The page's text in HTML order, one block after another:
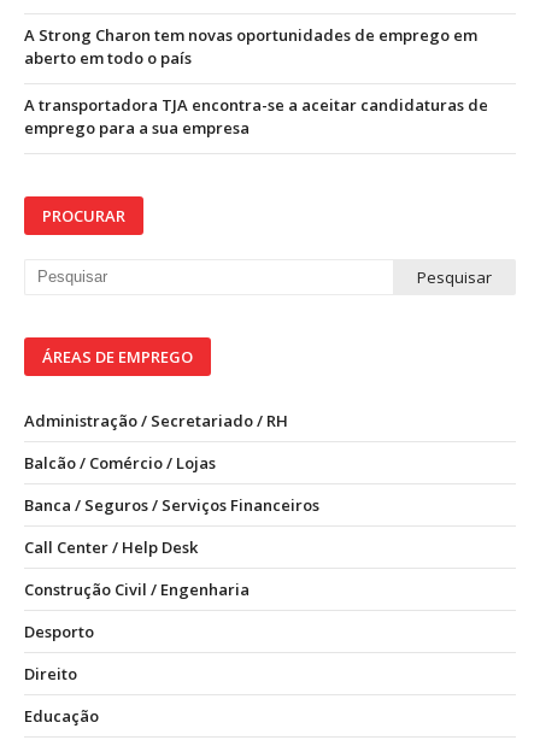
A Strong Charon tem novas oportunidades de emprego em
aberto em todo o país
A transportadora TJA encontra-se a aceitar candidaturas de
emprego para a sua empresa
PROCURAR
ÁREAS DE EMPREGO
Administração / Secretariado / RH
Balcão / Comércio / Lojas
Banca / Seguros / Serviços Financeiros
Call Center / Help Desk
Construção Civil / Engenharia
Desporto
Direito
Educação